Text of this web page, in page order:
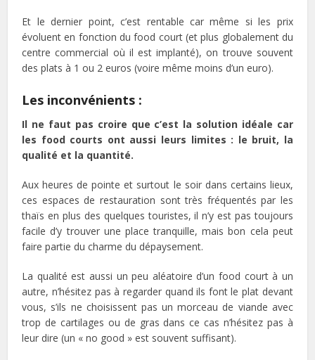
Et le dernier point, c’est rentable car même si les prix
évoluent en fonction du food court (et plus globalement du
centre commercial où il est implanté), on trouve souvent
des plats à 1 ou 2 euros (voire même moins d’un euro).
Les inconvénients :
Il ne faut pas croire que c’est la solution idéale car
les food courts ont aussi leurs limites : le bruit, la
qualité et la quantité.
Aux heures de pointe et surtout le soir dans certains lieux,
ces espaces de restauration sont très fréquentés par les
thaïs en plus des quelques touristes, il n’y est pas toujours
facile d’y trouver une place tranquille, mais bon cela peut
faire partie du charme du dépaysement.
La qualité est aussi un peu aléatoire d’un food court à un
autre, n’hésitez pas à regarder quand ils font le plat devant
vous, s’ils ne choisissent pas un morceau de viande avec
trop de cartilages ou de gras dans ce cas n’hésitez pas à
leur dire (un « no good » est souvent suffisant).